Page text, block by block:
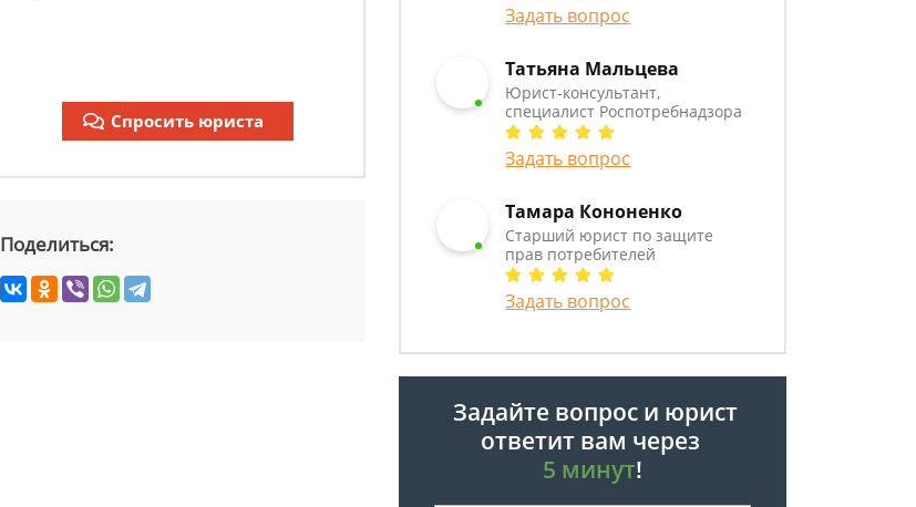
Спросить юриста
Поделиться:
Задать вопрос
Татьяна Мальцева
Юрист-консультант,
специалист Роспотребнадзора
Задать вопрос
Тамара Кононенко
Старший юрист по защите
прав потребителей
Задать вопрос
Задайте вопрос и юрист
ответит вам через
5 минут!